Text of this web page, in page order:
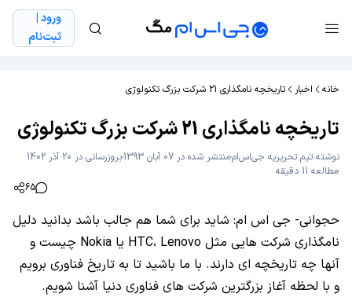
ورود |
ثبت‌نام
خانه اخبار تاریخچه نامگذاری 21 شرکت بزرگ تکنولوژی
تاریخچه نامگذاری 21 شرکت بزرگ تکنولوژی
نوشته تیم تحریریه جی‌اس‌اممنتشر شده در 07 آبان 1393
بروزرسانی در 20 آذر 1402
مطالعه 11 دقیقه
65
حجوانی- جی اس ام: شاید برای شما هم جالب باشد بدانید دلیل
نامگذاری شرکت هایی مثل HTC، Lenovo یا Nokia چیست و
آنها چه تاریخچه ای دارند. با ما باشید تا به تاریخ فناوری برویم
و با لحظه آغاز بزرگترین شرکت های فناوری دنیا آشنا شویم.